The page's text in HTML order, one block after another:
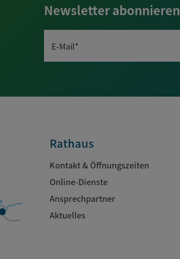
Newsletter abonnieren
E-Mail*
Rathaus
Kontakt & Öffnungszeiten
Online-Dienste
Ansprechpartner
Aktuelles